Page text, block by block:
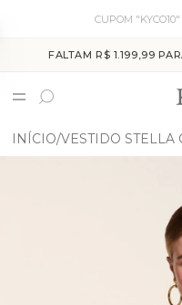
CUPOM
FALTAM R$ 1.199,99
INÍCIO VESTIDO STELLA